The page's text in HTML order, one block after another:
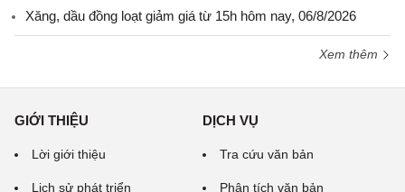
Xăng, dầu đồng loạt giảm giá từ 15h hôm nay, 06/8/2026
Xem thêm
GIỚI THIỆU
Lời giới thiệu
Lịch sử phát triển
DỊCH VỤ
Tra cứu văn bản
Phân tích văn bản